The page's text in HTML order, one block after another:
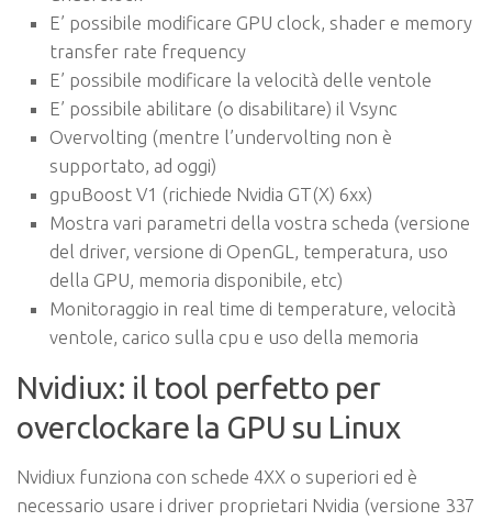
E’ possibile modificare GPU clock, shader e memory
transfer rate frequency
E’ possibile modificare la velocità delle ventole
E’ possibile abilitare (o disabilitare) il Vsync
Overvolting (mentre l’undervolting non è
supportato, ad oggi)
gpuBoost V1 (richiede Nvidia GT(X) 6xx)
Mostra vari parametri della vostra scheda (versione
del driver, versione di OpenGL, temperatura, uso
della GPU, memoria disponibile, etc)
Monitoraggio in real time di temperature, velocità
ventole, carico sulla cpu e uso della memoria
Nvidiux: il tool perfetto per
overclockare la GPU su Linux
Nvidiux funziona con schede 4XX o superiori ed è
necessario usare i driver proprietari Nvidia (versione 337